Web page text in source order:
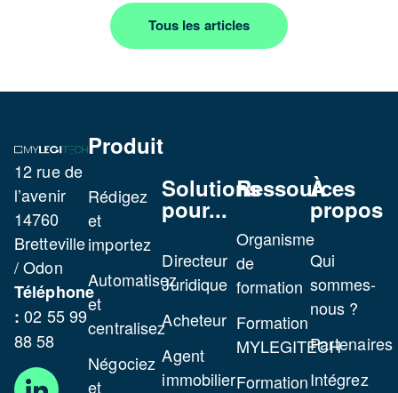
Tous les articles
12 rue de
l’avenir
14760
Bretteville
/ Odon
Téléphone
: 02 55 99
88 58
Produit
Rédigez
et
importez
Automatisez
et
centralisez
Négociez
et
Solutions
pour...
Directeur
Juridique
Acheteur
Agent
immobilier
Ressources
Organisme
de
formation
Formation
MYLEGITECH
Formation
À
propos
Qui
sommes-
nous ?
Partenaires
Intégrez